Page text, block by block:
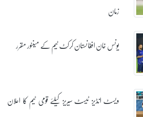
زمان
یونس خان افغانستان کرکٹ ٹیم کے مینٹور مقرر
ویسٹ انڈیز ٹیسٹ سیریز کیلئے قومی ٹیم کا اعلان